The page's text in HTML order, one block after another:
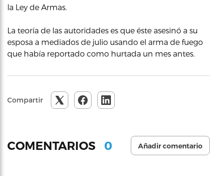
la Ley de Armas.
La teoría de las autoridades es que éste asesinó a su
esposa a mediados de julio usando el arma de fuego
que había reportado como hurtada un mes antes.
Compartir
COMENTARIOS 0 Añadir comentario